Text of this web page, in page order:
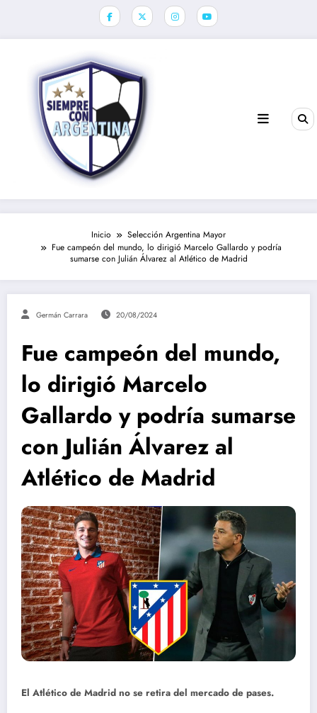
Inicio
Selección Argentina Mayor
Fue campeón del mundo, lo dirigió Marcelo Gallardo y podría
sumarse con Julián Álvarez al Atlético de Madrid
Germán Carrara 20/08/2024
Fue campeón del mundo,
lo dirigió Marcelo
Gallardo y podría sumarse
con Julián Álvarez al
Atlético de Madrid
El Atlético de Madrid no se retira del mercado de pases.